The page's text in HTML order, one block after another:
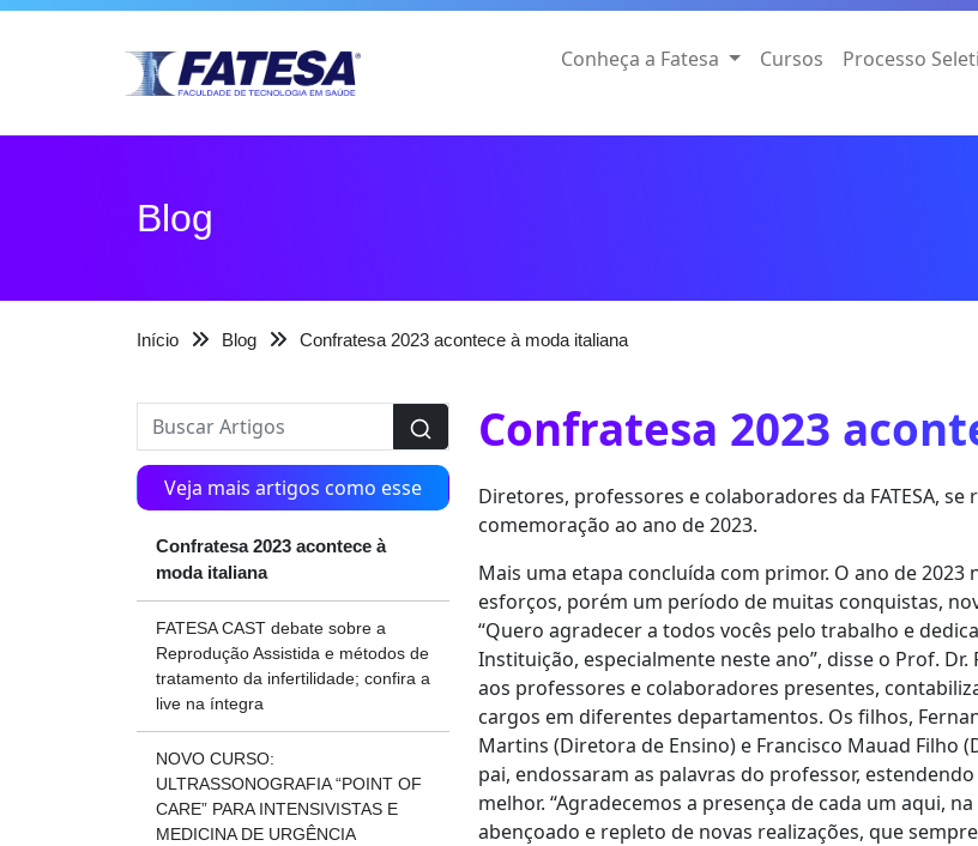
Conheça a Fatesa Cursos Processo
Blog
Início Blog Confratesa 2023 acontece à moda italiana
Veja mais artigos como esse
Confratesa 2023 acontece à
moda italiana
FATESA CAST debate sobre a
Reprodução Assistida e métodos de
tratamento da infertilidade; confira a
live na íntegra
NOVO CURSO:
ULTRASSONOGRAFIA “POINT OF
CARE” PARA INTENSIVISTAS E
MEDICINA DE URGÊNCIA
Confratesa 2023
Diretores, professores e colaboradores da FATESA,
comemoração ao ano de 2023.
Mais uma etapa concluída com primor. O ano de 2023
esforços, porém um período de muitas conquistas,
“Quero agradecer a todos vocês pelo trabalho e
Instituição, especialmente neste ano”, disse o Prof.
aos professores e colaboradores presentes,
cargos em diferentes departamentos. Os filhos,
Martins (Diretora de Ensino) e Francisco Mauad
pai, endossaram as palavras do professor,
melhor. “Agradecemos a presença de cada um aqui,
abençoado e repleto de novas realizações, que